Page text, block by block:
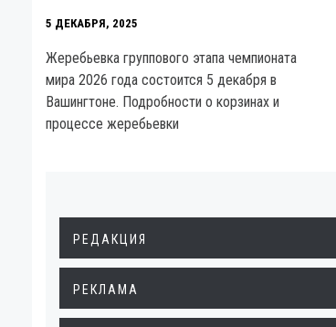
5 ДЕКАБРЯ, 2025
Жеребьевка группового этапа чемпионата
мира 2026 года состоится 5 декабря в
Вашингтоне. Подробности о корзинах и
процессе жеребьевки
РЕДАКЦИЯ
РЕКЛАМА